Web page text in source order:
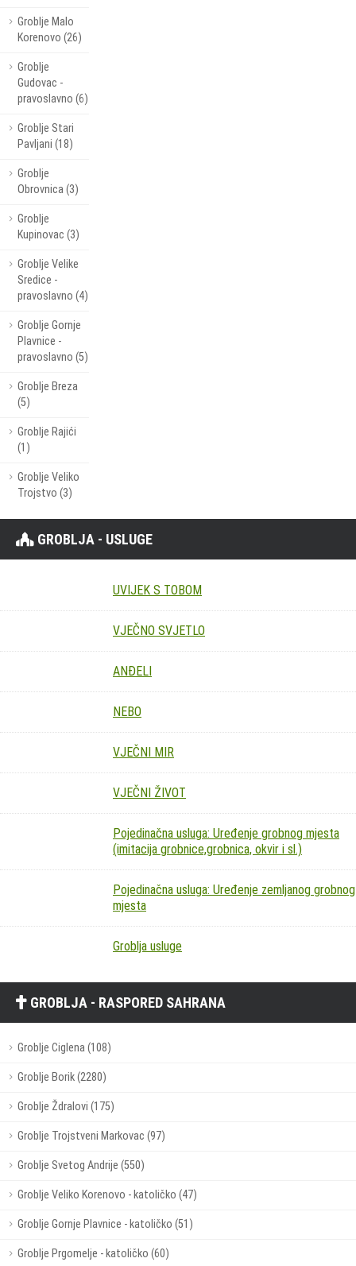
Groblje Malo
Korenovo (26)
Groblje
Gudovac -
pravoslavno (6)
Groblje Stari
Pavljani (18)
Groblje
Obrovnica (3)
Groblje
Kupinovac (3)
Groblje Velike
Sredice -
pravoslavno (4)
Groblje Gornje
Plavnice -
pravoslavno (5)
Groblje Breza
(5)
Groblje Rajići
(1)
Groblje Veliko
Trojstvo (3)
GROBLJA - USLUGE
UVIJEK S TOBOM
VJEČNO SVJETLO
ANĐELI
NEBO
VJEČNI MIR
VJEČNI ŽIVOT
Pojedinačna usluga: Uređenje grobnog mjesta
(imitacija grobnice,grobnica, okvir i sl.)
Pojedinačna usluga: Uređenje zemljanog grobnog
mjesta
Groblja usluge
GROBLJA - RASPORED SAHRANA
Groblje Ciglena (108)
Groblje Borik (2280)
Groblje Ždralovi (175)
Groblje Trojstveni Markovac (97)
Groblje Svetog Andrije (550)
Groblje Veliko Korenovo - katoličko (47)
Groblje Gornje Plavnice - katoličko (51)
Groblje Prgomelje - katoličko (60)